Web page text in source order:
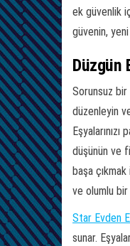
ek güvenlik
güvenin,
Düzgün
Sorunsuz bir
düzenleyin
düşünün ve
başa
ve olumlu
Star Evden
sunar.